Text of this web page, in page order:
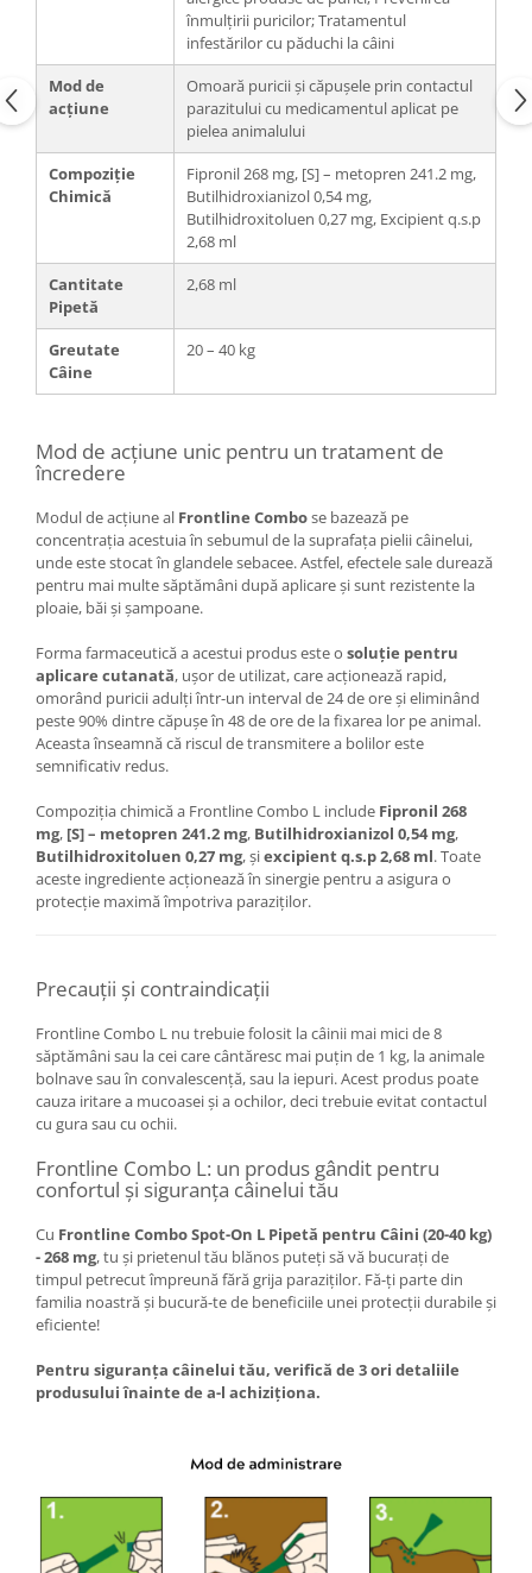
înmulțirii puricilor; Tratamentul
infestărilor cu păduchi la câini
Mod de
acțiune
Omoară puricii și căpușele prin contactul
parazitului cu medicamentul aplicat pe
pielea animalului
Compoziție
Chimică
Fipronil 268 mg, [S] – metopren 241.2 mg,
Butilhidroxianizol 0,54 mg,
Butilhidroxitoluen 0,27 mg, Excipient q.s.p
2,68 ml
Cantitate
Pipetă
2,68 ml
Greutate
Câine
20 – 40 kg
Mod de acțiune unic pentru un tratament de
încredere
Modul de acțiune al Frontline Combose bazează pe
concentrația acestuia în sebumul de la suprafața pielii câinelui,
unde este stocat în glandele sebacee. Astfel, efectele sale durează
pentru mai multe săptămâni după aplicare și sunt rezistente la
ploaie, băi și șampoane.
Forma farmaceutică a acestui produs este o soluție pentru
aplicare cutanată, ușor de utilizat, care acționează rapid,
omorând puricii adulți într-un interval de 24 de ore și eliminând
peste 90% dintre căpușe în 48 de ore de la fixarea lor pe animal.
Aceasta înseamnă că riscul de transmitere a bolilor este
semnificativ redus.
Compoziția chimică a Frontline Combo L include Fipronil 268
mg, [S] – metopren 241.2 mg, Butilhidroxianizol 0,54 mg,
Butilhidroxitoluen 0,27 mg, șiexcipient q.s.p 2,68 ml. Toate
aceste ingrediente acționează în sinergie pentru a asigura o
protecție maximă împotriva paraziților.
Precauții și contraindicații
Frontline Combo L nu trebuie folosit la câinii mai mici de 8
săptămâni sau la cei care cântăresc mai puțin de 1 kg, la animale
bolnave sau în convalescență, sau la iepuri. Acest produs poate
cauza iritare a mucoasei și a ochilor, deci trebuie evitat contactul
cu gura sau cu ochii.
Frontline Combo L: un produs gândit pentru
confortul și siguranța câinelui tău
Cu Frontline Combo Spot-On L Pipetă pentru Câini (20-40 kg)
- 268 mg, tu și prietenul tău blănos puteți să vă bucurați de
timpul petrecut împreună fără grija paraziților. Fă-ți parte din
familia noastră și bucură-te de beneficiile unei protecții durabile și
eficiente!
Pentru siguranța câinelui tău, verifică de 3 ori detaliile
produsului înainte de a-l achiziționa.